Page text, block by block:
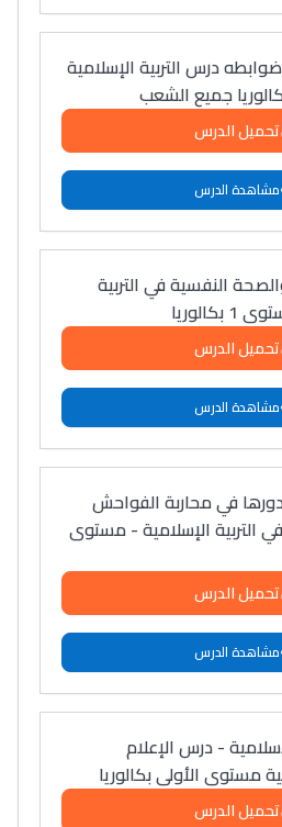
و
مسار
درس التربية الإسلامية
جميع الشعب
تحميل الدرس
مشاهدة الدرس
النفسية في التربية
تحميل الدرس
مشاهدة الدرس
في محاربة الفواحش
التربية الإسلامية - مستوى
تحميل الدرس
مشاهدة الدرس
- درس الإعلام
مستوى الأولى بكالوريا
تحميل الدرس